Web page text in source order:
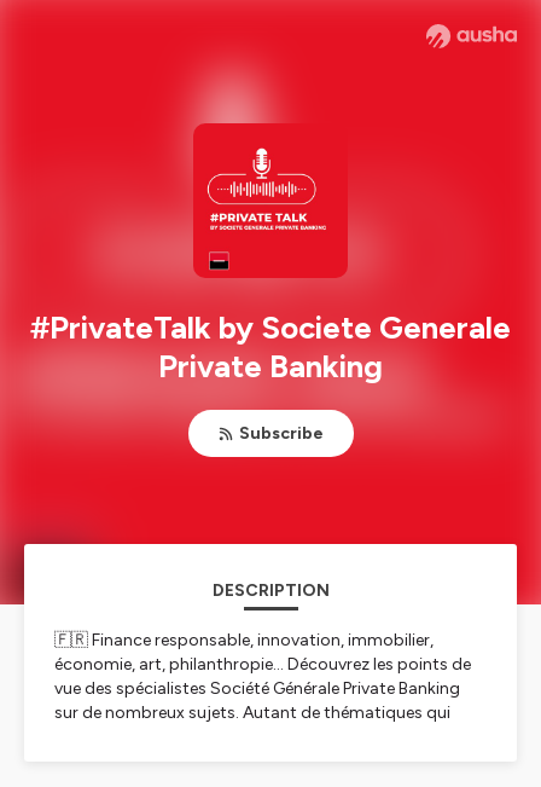
#PrivateTalk by Societe Generale
Private Banking
Subscribe
DESCRIPTION
🇫🇷 Finance responsable, innovation, immobilier,
économie, art, philanthropie… Découvrez les points de
vue des spécialistes Société Générale Private Banking
sur de nombreux sujets. Autant de thématiques qui